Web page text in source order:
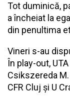
Tot duminică,
a încheiat la
din penultima
Vineri s-au
În play-out,
Csikszereda
CFR Cluj și U